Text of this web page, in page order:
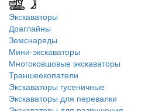
Экскаваторы
Драглайны
Земснаряды
Мини-экскаваторы
Многоковшовые экскаваторы
Траншеекопатели
Экскаваторы гусеничные
Экскаваторы для перевалки